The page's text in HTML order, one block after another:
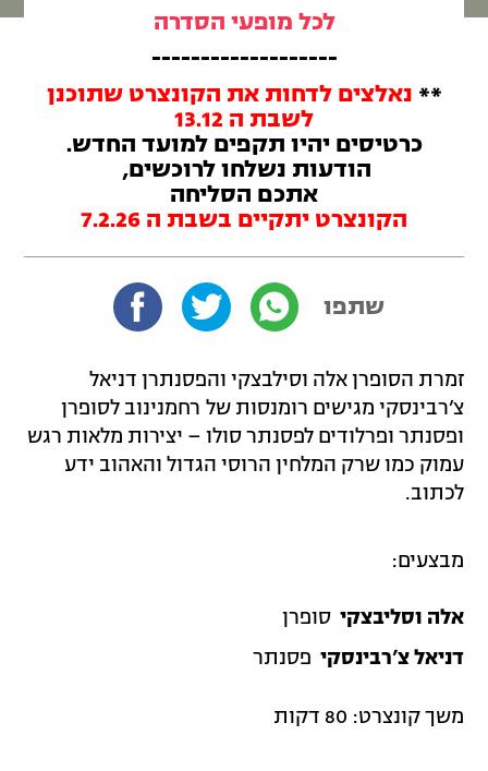
לכל מופעי הסדרה
-------------------
** נאלצים לדחות את הקונצרט שתוכנן
לשבת ה 13.12
כרטיסים יהיו תקפים למועד החדש.
הודעות נשלחו לרוכשים,
אתכם הסליחה
הקונצרט יתקיים בשבת ה 7.2.26
שתפו
זמרת הסופרן אלה וסילבצקי והפסנתרן דניאל
צ’רבינסקי מגישים רומנסות של רחמנינוב לסופרן
ופסנתר ופרלודים לפסנתר סולו – יצירות מלאות רגש
עמוק כמו שרק המלחין הרוסי הגדול והאהוב ידע
לכתוב.
מבצעים:
אלה וסליבצקי סופרן
דניאל צ’רבינסקי פסנתר
משך קונצרט: 80 דקות